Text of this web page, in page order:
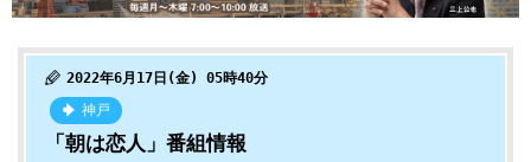
2022年6月17日(金) 05時40分
神戸
「朝は恋人」番組情報